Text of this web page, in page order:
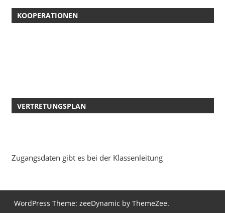
KOOPERATIONEN
VERTRETUNGSPLAN
Zugangsdaten gibt es bei der Klassenleitung
WordPress Theme: zeeDynamic by ThemeZee.